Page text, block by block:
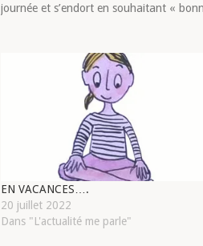
journée et s’endort en souhaitant «
EN VACANCES….
20 juillet 2022
Dans "L'actualité me parle"